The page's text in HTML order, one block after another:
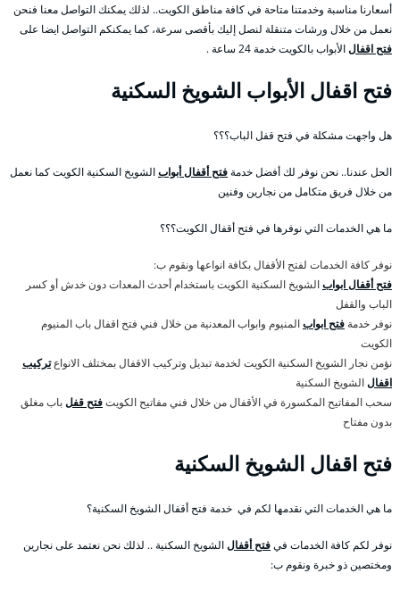
أسعارنا مناسبة وخدمتنا متاحة في كافة مناطق الكويت.. لذلك يمكنك التواصل معنا فنحن
نعمل من خلال ورشات متنقلة لنصل إليك بأقصى سرعة، كما يمكنكم التواصل ايضا على
فتح اقفالالأبواب بالكويت خدمة 24 ساعة .
فتح اقفال الأبواب الشويخ السكنية
هل واجهت مشكلة في فتح قفل الباب؟؟؟
الحل عندنا.. نحن نوفر لك أفضل خدمةفتح أقفال أبوابالشويخ السكنية الكويت كما نعمل
من خلال فريق متكامل من نجارين وفنين
ما هي الخدمات التي نوفرها في فتح أقفال الكويت؟؟؟
نوفر كافة الخدمات لفتح الأقفال بكافة انواعها ونقوم ب:
فتح أقفال ابوابالشويخ السكنية الكويت باستخدام أحدث المعدات دون خدش أو كسر
الباب والقفل
نوفر خدمة فتح ابوابالمنيوم وابواب المعدنية من خلال فني فتح اقفال باب المنيوم
الكويت
نؤمن نجار الشويخ السكنية الكويت لخدمة تبديل وتركيب الاقفال بمختلف الانواعتركيب
اقفالالشويخ السكنية
سحب المفاتيح المكسورة في الأقفال من خلال فني مفاتيح الكويتفتح قفلباب مغلق
بدون مفتاح
فتح اقفال الشويخ السكنية
ما هي الخدمات التي نقدمها لكم في خدمة فتح أقفال الشويخ السكنية؟
نوفر لكم كافة الخدمات فيفتح أقفالالشويخ السكنية .. لذلك نحن نعتمد على نجارين
ومختصين ذو خبرة ونقوم ب: